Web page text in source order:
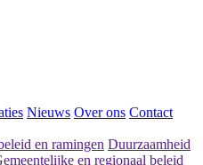
Nieuws Over ons Contact
en ramingen Duurzaamheid
en regionaal beleid